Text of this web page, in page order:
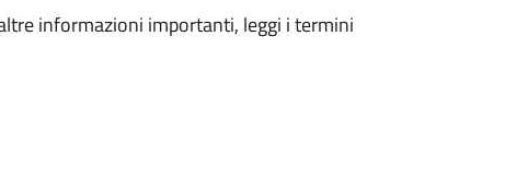
informazioni importanti, leggi i termini